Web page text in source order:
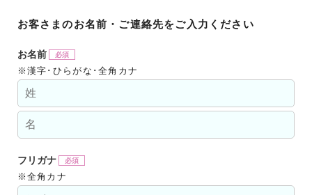
11:00
12:00
15:00 19:00
日時
9:00
10:00
11:00
12:00
13:00
お客さまのお名前・ご連絡先をご入力ください
お名前
※漢字･ひらがな･全角カナ
フリガナ
※全角カナ